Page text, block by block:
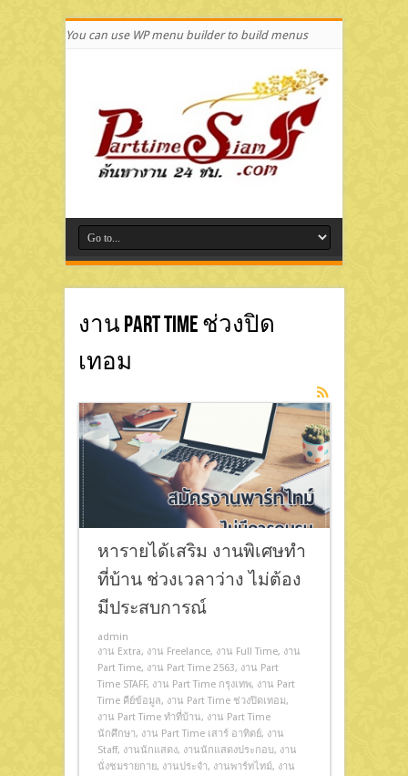
You can use WP menu builder to build menus
งาน Part Time ช่วงปิด
เทอม
หารายได้เสริม งานพิเศษทํา
ที่บ้าน ช่วงเวลาว่าง ไม่ต้อง
มีประสบการณ์
admin
งาน Extra, งาน Freelance, งาน Full Time, งาน
Part Time, งาน Part Time 2563, งาน Part
Time STAFF, งาน Part Time กรุงเทพ, งาน Part
Time คีย์ข้อมูล, งาน Part Time ช่วงปิดเทอม,
งาน Part Time ทําที่บ้าน, งาน Part Time
นักศึกษา, งาน Part Time เสาร์ อาทิตย์, งาน
Staff, งานนักแสดง, งานนักแสดงประกอบ, งาน
นั่งชมรายกาย, งานประจำ, งานพาร์ทไทม์, งาน